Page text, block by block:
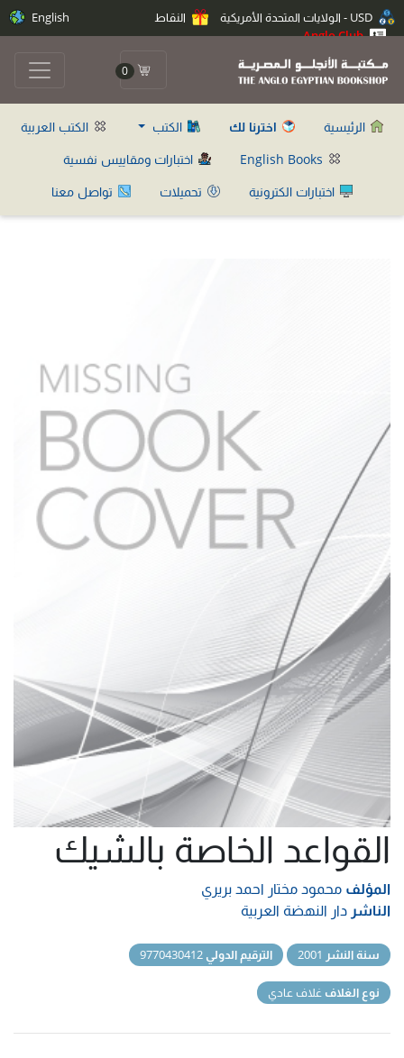
النقاط
Anglo Club
English
0
الرئيسية اخترنا لك الكتب
الكتب العربية
اختبارات ومقاييس نفسية
اختبارات الكترونية
تحميلات تواصل معنا
القواعد الخاصة بالشيك
المؤلف محمود مختار احمد بريري
الناشر دار النهضة العربية
سنة النشر الترقيم الدولي
نوع الغلاف غلاف عادي